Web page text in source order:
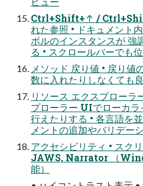
Ctrl+Shift+↑ /
れた参照 • ドキュメント
ボルのインスタンスが 強
る • スクロールバーでも
メソッド 戻り値 • 戻り値
数に入れたりしなくても
リソース エクスプローラ
プローラー UIでローカラ
行えたりする • 各言語を
メントの追加やバリデー
アクセシビリティ • スク
JAWS, Narrator （
能）